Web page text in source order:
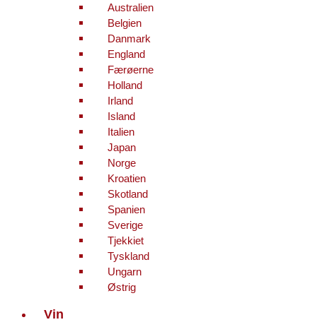
Australien
Belgien
Danmark
England
Færøerne
Holland
Irland
Island
Italien
Japan
Norge
Kroatien
Skotland
Spanien
Sverige
Tjekkiet
Tyskland
Ungarn
Østrig
Vin